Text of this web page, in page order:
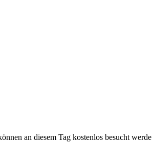
an diesem Tag kostenlos besucht werde